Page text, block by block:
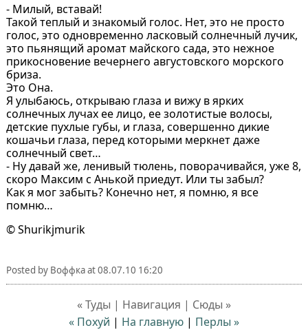
- Милый, вставай!
Такой теплый и знакомый голос. Нет, это не просто
голос, это одновременно ласковый солнечный лучик,
это пьянящий аромат майского сада, это нежное
прикосновение вечернего августовского морского
бриза.
Это Она.
Я улыбаюсь, открываю глаза и вижу в ярких
солнечных лучах ее лицо, ее золотистые волосы,
детские пухлые губы, и глаза, совершенно дикие
кошачьи глаза, перед которыми меркнет даже
солнечный свет…
- Ну давай же, ленивый тюлень, поворачивайся, уже 8,
скоро Максим с Анькой приедут. Или ты забыл?
Как я мог забыть? Конечно нет, я помню, я все
помню…
© Shurikjmurik
Posted by Воффкаat08.07.10 16:20
« Туды | Навигация | Сюды »
« Похуй | На главную | Перлы »